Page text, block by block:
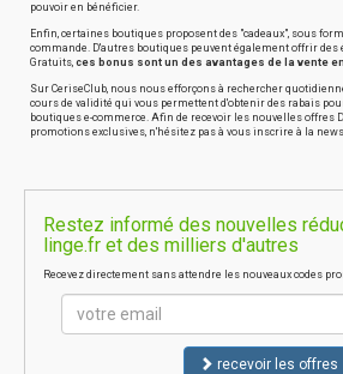
pouvoir en bénéficier.
Enfin, certaines boutiques proposent des "cadeaux", sous
commande. D'autres boutiques peuvent également offrir des
Gratuits, ces bonus sont un des avantages de la vente
Sur CeriseClub, nous nous efforçons à rechercher
cours de validité qui vous permettent d'obtenir des rabais
boutiques e-commerce. Afin de recevoir les nouvelles offres
promotions exclusives, n'hésitez pas à vous inscrire à la
Restez informé des nouvelles
linge.fr et des milliers d'autres
Recevez directement sans attendre les nouveaux codes
recevoir les offres